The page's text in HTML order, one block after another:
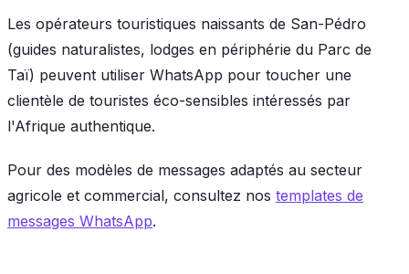
Les opérateurs touristiques naissants de San-Pédro
(guides naturalistes, lodges en périphérie du Parc de
Taï) peuvent utiliser WhatsApp pour toucher une
clientèle de touristes éco-sensibles intéressés par
l'Afrique authentique.
Pour des modèles de messages adaptés au secteur
agricole et commercial, consultez nos templates de
messages WhatsApp.